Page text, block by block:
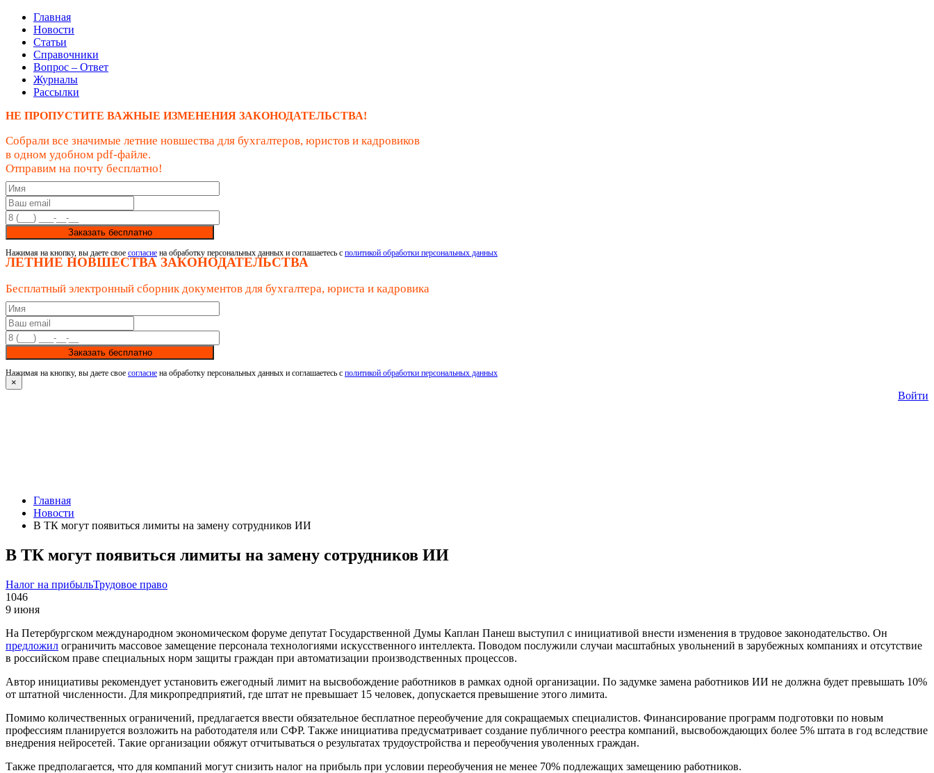
Главная
Новости
Статьи
Справочники
Вопрос – Ответ
Журналы
Рассылки
НЕ ПРОПУСТИТЕ ВАЖНЫЕ ИЗМЕНЕНИЯ ЗАКОНОДАТЕЛЬСТВА!
Собрали все значимые летние новшества для бухгалтеров, юристов и кадровиков
в одном удобном pdf-файле.
Отправим на почту бесплатно!
Заказать бесплатно
Нажимая на кнопку, вы даете свое согласие на обработку персональных данных и соглашаетесь с политикой обработки персональных данных
ЛЕТНИЕ НОВШЕСТВА ЗАКОНОДАТЕЛЬСТВА
Бесплатный электронный сборник документов для бухгалтера, юриста и кадровика
Заказать бесплатно
Нажимая на кнопку, вы даете свое согласие на обработку персональных данных и соглашаетесь с политикой обработки персональных данных
×
Войти
Главная
Новости
В ТК могут появиться лимиты на замену сотрудников ИИ
В ТК могут появиться лимиты на замену сотрудников ИИ
Налог на прибыльТрудовое право
1046
9 июня
На Петербургском международном экономическом форуме депутат Государственной Думы Каплан Панеш выступил с инициативой внести изменения в трудовое законодательство. Он
предложил ограничить массовое замещение персонала технологиями искусственного интеллекта. Поводом послужили случаи масштабных увольнений в зарубежных компаниях и отсутствие
в российском праве специальных норм защиты граждан при автоматизации производственных процессов.
Автор инициативы рекомендует установить ежегодный лимит на высвобождение работников в рамках одной организации. По задумке замена работников ИИ не должна будет превышать 10%
от штатной численности. Для микропредприятий, где штат не превышает 15 человек, допускается превышение этого лимита.
Помимо количественных ограничений, предлагается ввести обязательное бесплатное переобучение для сокращаемых специалистов. Финансирование программ подготовки по новым
профессиям планируется возложить на работодателя или СФР. Также инициатива предусматривает создание публичного реестра компаний, высвобождающих более 5% штата в год вследствие
внедрения нейросетей. Такие организации обяжут отчитываться о результатах трудоустройства и переобучения уволенных граждан.
Также предполагается, что для компаний могут снизить налог на прибыль при условии переобучения не менее 70% подлежащих замещению работников.